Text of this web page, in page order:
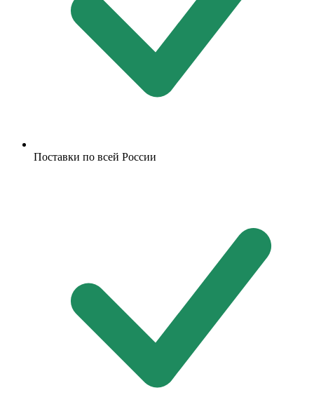
Поставки по всей России